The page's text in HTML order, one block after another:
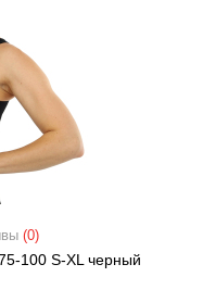
(0)
100 S-XL черный